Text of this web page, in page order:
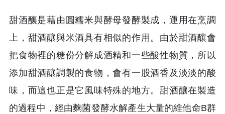
甜酒釀是藉由圓糯米與酵母發酵製成，運用在烹調
上，甜酒釀與米酒具有相似的作用。由於甜酒釀會
把食物裡的糖份分解成酒精和一些酸性物質，所以
添加甜酒釀調製的食物，會有一股酒香及淡淡的酸
味，而這也正是它風味特殊的地方。甜酒釀在製造
的過程中，經由麴菌發酵水解產生大量的維他命B群